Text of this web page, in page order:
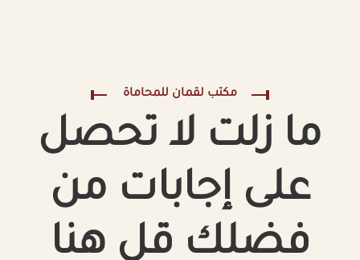
مكتب لقمان للمحاماة
ما زلت لا تحصل
على إجابات من
فضلك قل هنا